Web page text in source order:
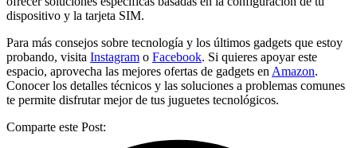
dispositivo y la tarjeta SIM.
Para más consejos sobre tecnología y los últimos gadgets que estoy
probando, visita Instagram o Facebook. Si quieres apoyar este
espacio, aprovecha las mejores ofertas de gadgets en Amazon.
Conocer los detalles técnicos y las soluciones a problemas comunes
te permite disfrutar mejor de tus juguetes tecnológicos.
Comparte este Post: